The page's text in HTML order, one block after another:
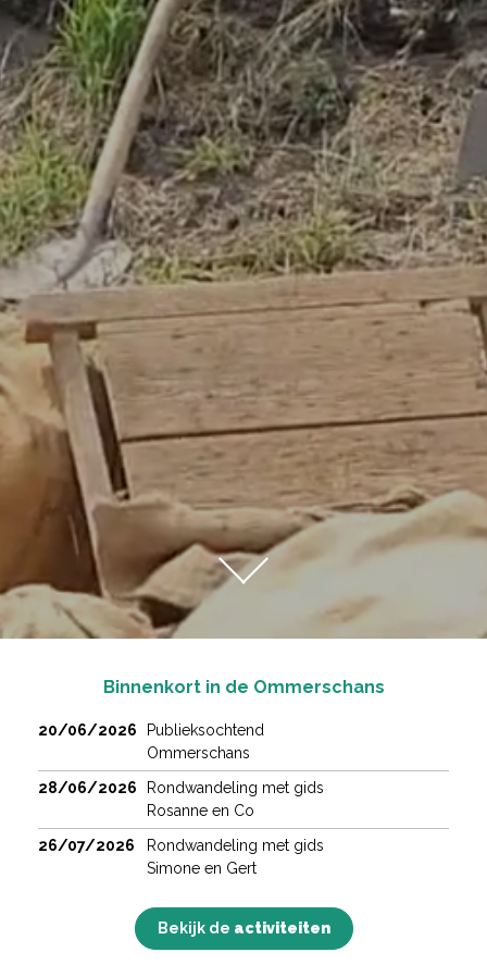
Binnenkort in de Ommerschans
20/06/2026
Publieksochtend
Ommerschans
28/06/2026
Rondwandeling met gids
Rosanne en Co
26/07/2026
Rondwandeling met gids
Simone en Gert
Bekijk de activiteiten